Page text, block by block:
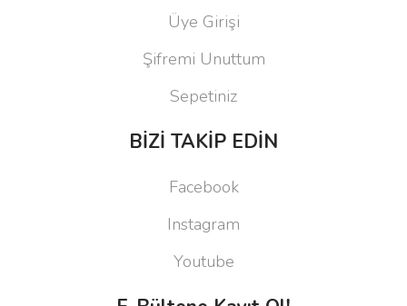
Üye Girişi
Şifremi Unuttum
Sepetiniz
BİZİ TAKİP EDİN
Facebook
Instagram
Youtube